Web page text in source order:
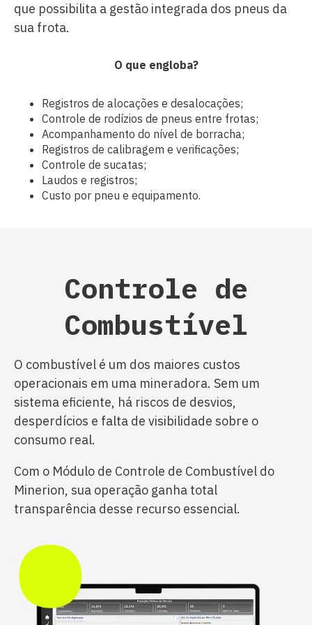
que possibilita a gestão integrada dos pneus da
sua frota.
O que engloba?
Registros de alocações e desalocações;
Controle de rodízios de pneus entre frotas;
Acompanhamento do nível de borracha;
Registros de calibragem e verificações;
Controle de sucatas;
Laudos e registros;
Custo por pneu e equipamento.
Controle de
Combustível
O combustível é um dos maiores custos
operacionais em uma mineradora. Sem um
sistema eficiente, há riscos de desvios,
desperdícios e falta de visibilidade sobre o
consumo real.
Com o Módulo de Controle de Combustível do
Minerion, sua operação ganha total
transparência desse recurso essencial.